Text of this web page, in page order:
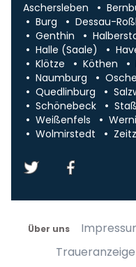
Aschersleben
Burg
Dessau-
Genthin
Halle (Saale)
Klötze
Köthen
Naumburg
Quedlinburg
Schönebeck
Weißenfels
Wolmirstedt
Zeitz
Über uns